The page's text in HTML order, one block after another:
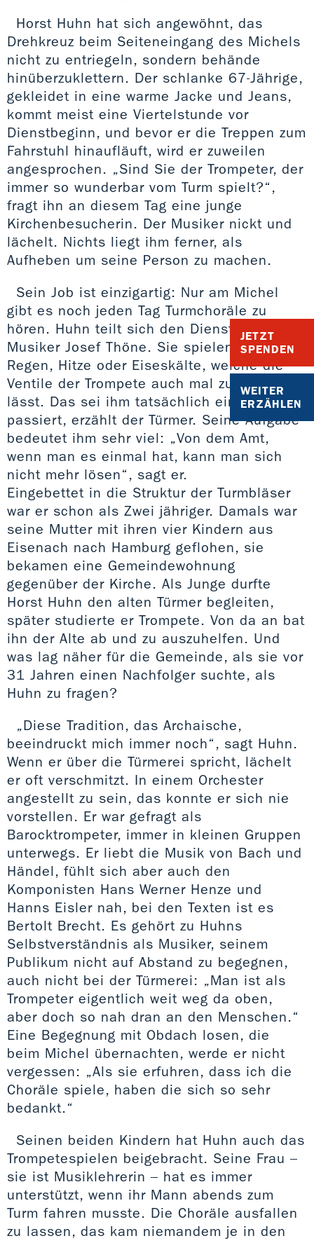
JETZT
SPENDEN
WEITER
ERZÄHLEN
Horst Huhn hat sich angewöhnt, das
Drehkreuz beim Seiteneingang des Michels
nicht zu entriegeln, sondern behände
hinüberzuklettern. Der schlanke 67-Jährige,
gekleidet in eine warme Jacke und Jeans,
kommt meist eine Viertelstunde vor
Dienstbeginn, und bevor er die Treppen zum
Fahrstuhl hinaufläuft, wird er zuweilen
angesprochen. „Sind Sie der Trompeter, der
immer so wunderbar vom Turm spielt?“,
fragt ihn an diesem Tag eine junge
Kirchenbesucherin. Der Musiker nickt und
lächelt. Nichts liegt ihm ferner, als
Aufheben um seine Person zu machen.
Sein Job ist einzigartig: Nur am Michel
gibt es noch jeden Tag Turmchoräle zu
hören. Huhn teilt sich den Dienst mit dem
Musiker Josef Thöne. Sie spielen bei
Regen, Hitze oder Eiseskälte, welche die
Ventile der Trompete auch mal zufrieren
lässt. Das sei ihm tatsächlich einmal
passiert, erzählt der Türmer. Seine Aufgabe
bedeutet ihm sehr viel: „Von dem Amt,
wenn man es einmal hat, kann man sich
nicht mehr lösen“, sagt er.
Eingebettet in die Struktur der Turmbläser
war er schon als Zwei jähriger. Damals war
seine Mutter mit ihren vier Kindern aus
Eisenach nach Hamburg geflohen, sie
bekamen eine Gemeindewohnung
gegenüber der Kirche. Als Junge durfte
Horst Huhn den alten Türmer begleiten,
später studierte er Trompete. Von da an bat
ihn der Alte ab und zu auszuhelfen. Und
was lag näher für die Gemeinde, als sie vor
31 Jahren einen Nachfolger suchte, als
Huhn zu fragen?
„Diese Tradition, das Archaische,
beeindruckt mich immer noch“, sagt Huhn.
Wenn er über die Türmerei spricht, lächelt
er oft verschmitzt. In einem Orchester
angestellt zu sein, das konnte er sich nie
vorstellen. Er war gefragt als
Barocktrompeter, immer in kleinen Gruppen
unterwegs. Er liebt die Musik von Bach und
Händel, fühlt sich aber auch den
Komponisten Hans Werner Henze und
Hanns Eisler nah, bei den Texten ist es
Bertolt Brecht. Es gehört zu Huhns
Selbstverständnis als Musiker, seinem
Publikum nicht auf Abstand zu begegnen,
auch nicht bei der Türmerei: „Man ist als
Trompeter eigentlich weit weg da oben,
aber doch so nah dran an den Menschen.“
Eine Begegnung mit Obdach losen, die
beim Michel übernachten, werde er nicht
vergessen: „Als sie erfuhren, dass ich die
Choräle spiele, haben die sich so sehr
bedankt.“
Seinen beiden Kindern hat Huhn auch das
Trompetespielen beigebracht. Seine Frau –
sie ist Musiklehrerin – hat es immer
unterstützt, wenn ihr Mann abends zum
Turm fahren musste. Die Choräle ausfallen
zu lassen, das kam niemandem je in den